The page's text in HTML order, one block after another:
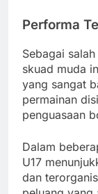
Performa
Sebagai
skuad muda
yang sangat
permainan
penguasaan
Dalam
U17
dan